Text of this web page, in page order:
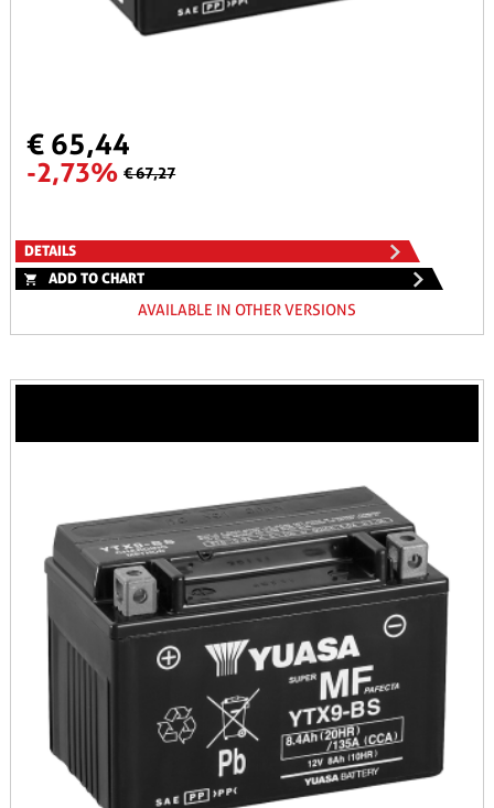
€ 65,44
-2,73% € 67,27
DETAILS
ADD TO CHART
AVAILABLE IN OTHER VERSIONS